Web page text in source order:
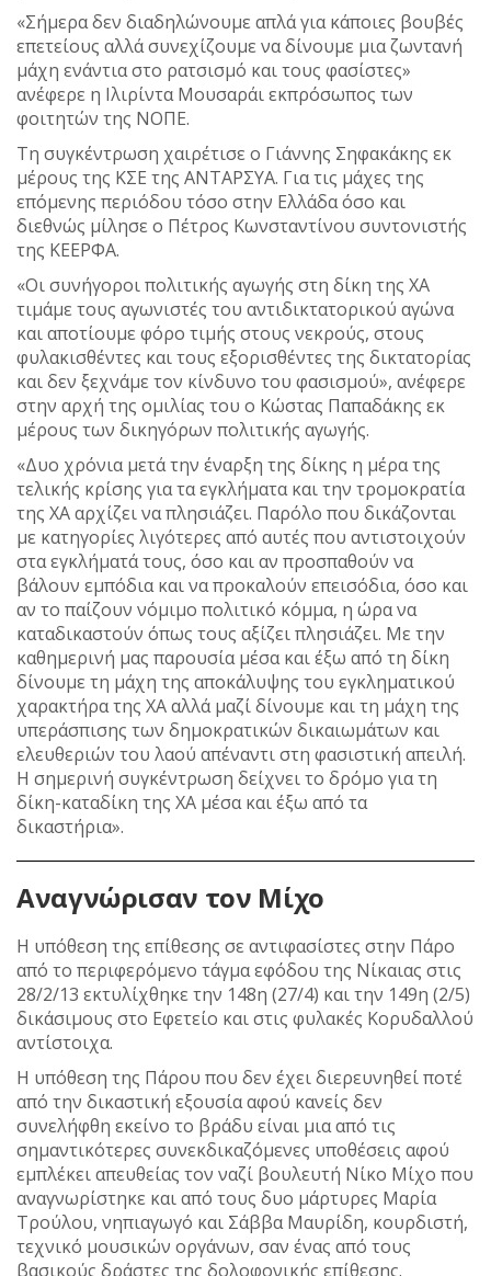
«Σήμερα δεν διαδηλώνουμε απλά για κάποιες βουβές
επετείους αλλά συνεχίζουμε να δίνουμε μια ζωντανή
μάχη ενάντια στο ρατσισμό και τους φασίστες»
ανέφερε η Ιλιρίντα Μουσαράι εκπρόσωπος των
φοιτητών της ΝΟΠΕ.
Tη συγκέντρωση χαιρέτισε ο Γιάννης Σηφακάκης εκ
μέρους της ΚΣΕ της ΑΝΤΑΡΣΥΑ. Για τις μάχες της
επόμενης περιόδου τόσο στην Ελλάδα όσο και
διεθνώς μίλησε ο Πέτρος Κωνσταντίνου συντονιστής
της ΚΕΕΡΦΑ.
«Οι συνήγοροι πολιτικής αγωγής στη δίκη της ΧΑ
τιμάμε τους αγωνιστές του αντιδικτατορικού αγώνα
και αποτίουμε φόρο τιμής στους νεκρούς, στους
φυλακισθέντες και τους εξορισθέντες της δικτατορίας
και δεν ξεχνάμε τον κίνδυνο του φασισμού», ανέφερε
στην αρχή της ομιλίας του ο Κώστας Παπαδάκης εκ
μέρους των δικηγόρων πολιτικής αγωγής.
«Δυο χρόνια μετά την έναρξη της δίκης η μέρα της
τελικής κρίσης για τα εγκλήματα και την τρομοκρατία
της ΧΑ αρχίζει να πλησιάζει. Παρόλο που δικάζονται
με κατηγορίες λιγότερες από αυτές που αντιστοιχούν
στα εγκλήματά τους, όσο και αν προσπαθούν να
βάλουν εμπόδια και να προκαλούν επεισόδια, όσο και
αν το παίζουν νόμιμο πολιτικό κόμμα, η ώρα να
καταδικαστούν όπως τους αξίζει πλησιάζει. Με την
καθημερινή μας παρουσία μέσα και έξω από τη δίκη
δίνουμε τη μάχη της αποκάλυψης του εγκληματικού
χαρακτήρα της ΧΑ αλλά μαζί δίνουμε και τη μάχη της
υπεράσπισης των δημοκρατικών δικαιωμάτων και
ελευθεριών του λαού απέναντι στη φασιστική απειλή.
Η σημερινή συγκέντρωση δείχνει το δρόμο για τη
δίκη-καταδίκη της ΧΑ μέσα και έξω από τα
δικαστήρια».
Αναγνώρισαν τον Μίχο
Η υπόθεση της επίθεσης σε αντιφασίστες στην Πάρο
από το περιφερόμενο τάγμα εφόδου της Νίκαιας στις
28/2/13 εκτυλίχθηκε την 148η (27/4) και την 149η (2/5)
δικάσιμους στο Εφετείο και στις φυλακές Κορυδαλλού
αντίστοιχα.
Η υπόθεση της Πάρου που δεν έχει διερευνηθεί ποτέ
από την δικαστική εξουσία αφού κανείς δεν
συνελήφθη εκείνο το βράδυ είναι μια από τις
σημαντικότερες συνεκδικαζόμενες υποθέσεις αφού
εμπλέκει απευθείας τον ναζί βουλευτή Νίκο Μίχο που
αναγνωρίστηκε και από τους δυο μάρτυρες Μαρία
Τρούλου, νηπιαγωγό και Σάββα Μαυρίδη, κουρδιστή,
τεχνικό μουσικών οργάνων, σαν ένας από τους
βασικούς δράστες της δολοφονικής επίθεσης.